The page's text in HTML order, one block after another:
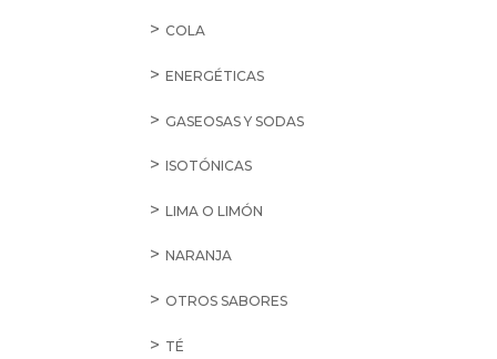
COLA
ENERGÉTICAS
GASEOSAS Y SODAS
ISOTÓNICAS
LIMA O LIMÓN
NARANJA
OTROS SABORES
TÉ